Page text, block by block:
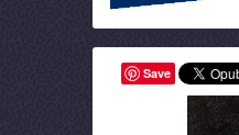
Save